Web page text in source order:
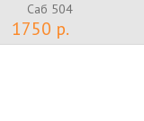
Саб 504
1750 р.